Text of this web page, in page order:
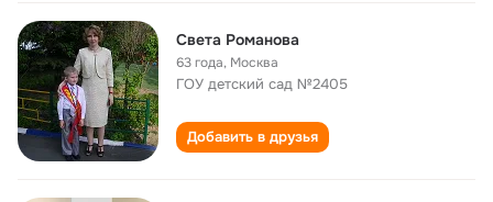
Света Романова
63 года, Москва
ГОУ детский сад №2405
Добавить в друзья